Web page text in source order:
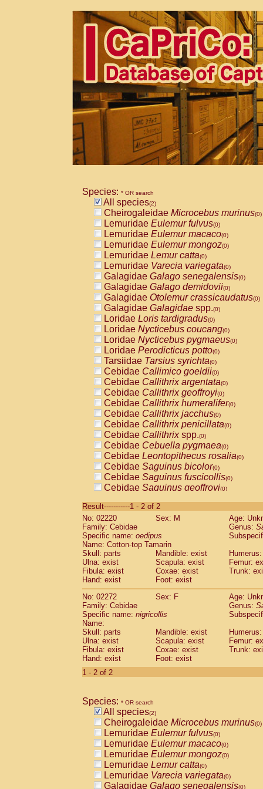
Species: * OR search
All species(2)
Cheirogaleidae Microcebus murinus(0)
Lemuridae Eulemur fulvus(0)
Lemuridae Eulemur macaco(0)
Lemuridae Eulemur mongoz(0)
Lemuridae Lemur catta(0)
Lemuridae Varecia variegata(0)
Galagidae Galago senegalensis(0)
Galagidae Galago demidovii(0)
Galagidae Otolemur crassicaudatus(0)
Galagidae Galagidae spp.(0)
Loridae Loris tardigradus(0)
Loridae Nycticebus coucang(0)
Loridae Nycticebus pygmaeus(0)
Loridae Perodicticus potto(0)
Tarsiidae Tarsius syrichta(0)
Cebidae Callimico goeldii(0)
Cebidae Callithrix argentata(0)
Cebidae Callithrix geoffroyi(0)
Cebidae Callithrix humeralifer(0)
Cebidae Callithrix jacchus(0)
Cebidae Callithrix penicillata(0)
Cebidae Callithrixspp.(0)
Cebidae Cebuella pygmaea(0)
Cebidae Leontopithecus rosalia(0)
Cebidae Saguinus bicolor(0)
Cebidae Saguinus fuscicollis(0)
Cebidae Saguinus geoffroyi(0)
CebidaeSaguinus labiatus(0)
Cebidae Saguinus leucopus (0)
Cebidae
CebidaeSaguinus mystax
Cebidae Saguinus nigricollis (1)
Cebidae Saguinus oedipus
Cebidae Saguinus weddelli
Cebidae Saguinusspp.
Cebidae Aotus trivirgatus
Cebidae
CebidaeCebus apella
Cebidae
Cebidae Cebus nigrivittatus
Cebidae Cebusspp.(0)
Cebidae Saimiri boliviensis
CebidaeSaimiri sciureus(0)
AtelidaeAlouatta caraya(0)
Atelidae Alouatta seniculus
AtelidaeAlouatta
AtelidaeAteles belzebuth(0)
AtelidaeAteles geoffroyi(0)
AtelidaeAteles paniscus(0)
AtelidaeAtelesspp. (0)
AtelidaeLagothrix lagothricha
AtelidaeLagothrix lagothricha cana
PitheciidaeCacajao calvus
Result-----------1 - 2 of 2
No: 02220
Sex: M
Age:
Family: Cebidae
Genus:
Specific name: oedipus
Name: Cotton-top Tamarin
Skull: parts
Mandible: exist
Ulna: exist
Scapula: exist
Femur:
Fibula: exist
Coxae: exist
Trunk:
Hand: exist
Foot: exist
No: 02272
Sex: F
Age:
Family: Cebidae
Genus:
Specific name: nigricollis
Name:
Skull: parts
Mandible: exist
Ulna: exist
Scapula: exist
Femur:
Fibula: exist
Coxae: exist
Trunk:
Hand: exist
Foot: exist
1 - 2 of 2
Species: * OR search
All species(2)
Cheirogaleidae Microcebus murinus(0)
Lemuridae Eulemur fulvus(0)
Lemuridae Eulemur macaco(0)
Lemuridae Eulemur mongoz(0)
Lemuridae Lemur catta(0)
Lemuridae Varecia variegata(0)
Galagidae Galago senegalensis(0)